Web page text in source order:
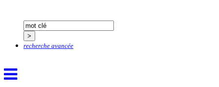
recherche avancée
Garcia Antoine
Garde François
Gauthier Yves